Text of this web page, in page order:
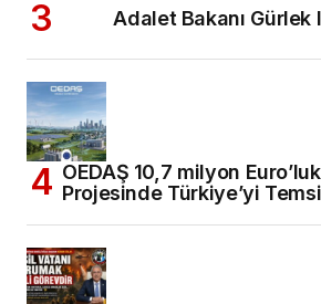
Adalet Bakanı Gürlek
OEDAŞ 10,7 milyon
Projesinde Türkiye’yi